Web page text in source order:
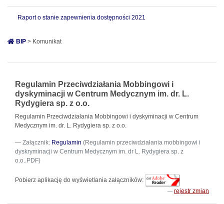
Raport o stanie zapewnienia dostępności 2021
BIP > Komunikat
Regulamin Przeciwdziałania Mobbingowi i
dyskyminacji w Centrum Medycznym im. dr. L.
Rydygiera sp. z o.o.
Regulamin Przeciwdziałania Mobbingowi i dyskyminacji w Centrum
Medycznym im. dr. L. Rydygiera sp. z o.o.
Załącznik: Regulamin (Regulamin przeciwdziałania mobbingowi i
dyskryminacji w Centrum Medycznym im. dr L. Rydygiera sp. z
o.o..PDF)
Pobierz aplikację do wyświetlania załączników:
rejestr zmian